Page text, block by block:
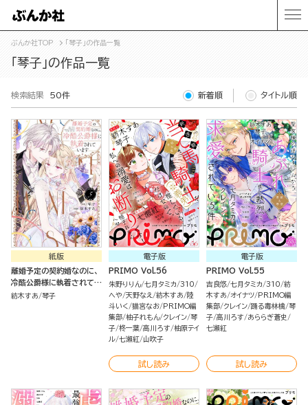
ぶんか社TOP 「琴子」の作品一覧
「琴子」の作品一覧
検索結果 50件 新着順 タイトル順
紙版
離婚予定の契約婚なのに、
冷酷公爵様に執着されてい
ます（５）
紡木すあ 琴子
電子版
PRIMO Vol.56
朱野りりん 七月タミカ 310
へや 天野なえ 紡木すあ
陸
斗いく 猫宮なお
PRIMO編
集部 柚子れもん クレイン 琴
子 柊一葉 高川ろす 柚原テイ
ル 七瀬紅 山吹子
試し読み
電子版
PRIMO Vol.55
吉良悠 七月タミカ 310 紡
木すあ オイナツ
PRIMO編
集部 クレイン 踊る毒林檎 琴
子 高川ろす
あららぎ蒼史
七瀬紅
試し読み